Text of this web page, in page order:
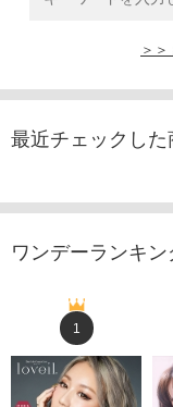
＞
最近チェックした
ワンデーランキン
1